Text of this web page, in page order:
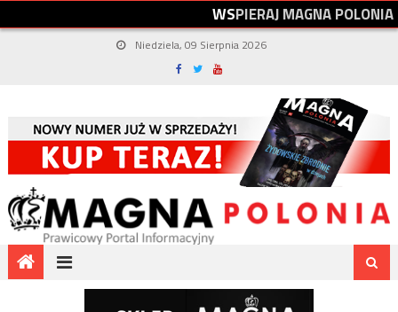
WSPIERAJMAGNAPOLONIA
Niedziela, 09 Sierpnia 2026